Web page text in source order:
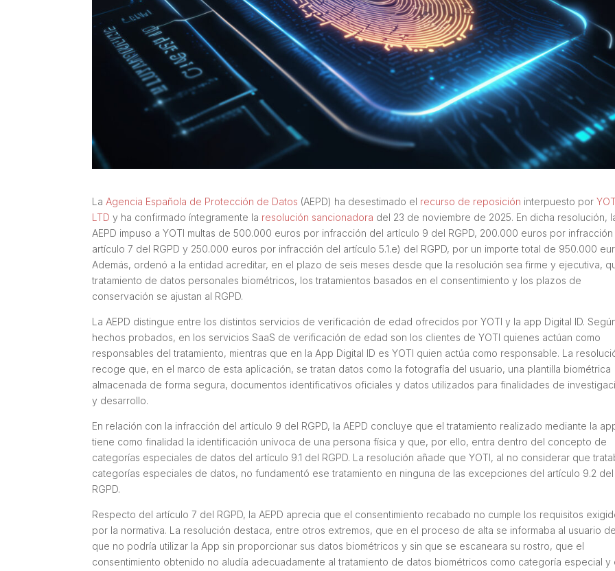
La Agencia Española de Protección de Datos (AEPD) ha desestimado el recurso de reposición interpuesto por
LTD y ha confirmado íntegramente la resolución sancionadora del 23 de noviembre de 2025. En dicha resolución,
AEPD impuso a YOTI multas de 500.000 euros por infracción del artículo 9 del RGPD, 200.000 euros por
artículo 7 del RGPD y 250.000 euros por infracción del artículo 5.1.e) del RGPD, por un importe total de 950.000
Además, ordenó a la entidad acreditar, en el plazo de seis meses desde que la resolución sea firme y ejecutiva,
tratamiento de datos personales biométricos, los tratamientos basados en el consentimiento y los plazos de
conservación se ajustan al RGPD.
La AEPD distingue entre los distintos servicios de verificación de edad ofrecidos por YOTI y la app Digital ID.
hechos probados, en los servicios SaaS de verificación de edad son los clientes de YOTI quienes actúan como
responsables del tratamiento, mientras que en la App Digital ID es YOTI quien actúa como responsable. La
recoge que, en el marco de esta aplicación, se tratan datos como la fotografía del usuario, una plantilla biométrica
almacenada de forma segura, documentos identificativos oficiales y datos utilizados para finalidades de
y desarrollo.
En relación con la infracción del artículo 9 del RGPD, la AEPD concluye que el tratamiento realizado mediante la
tiene como finalidad la identificación unívoca de una persona física y que, por ello, entra dentro del concepto de
categorías especiales de datos del artículo 9.1 del RGPD. La resolución añade que YOTI, al no considerar que
categorías especiales de datos, no fundamentó ese tratamiento en ninguna de las excepciones del artículo 9.2 del
RGPD.
Respecto del artículo 7 del RGPD, la AEPD aprecia que el consentimiento recabado no cumple los requisitos
por la normativa. La resolución destaca, entre otros extremos, que en el proceso de alta se informaba al usuario
que no podría utilizar la App sin proporcionar sus datos biométricos y sin que se escaneara su rostro, que el
consentimiento obtenido no aludía adecuadamente al tratamiento de datos biométricos como categoría especial y